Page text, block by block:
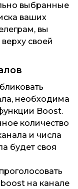
выбранные
ваших
вы
своей
необходима
Boost.
количество
и числа
будет своя
boost на канале